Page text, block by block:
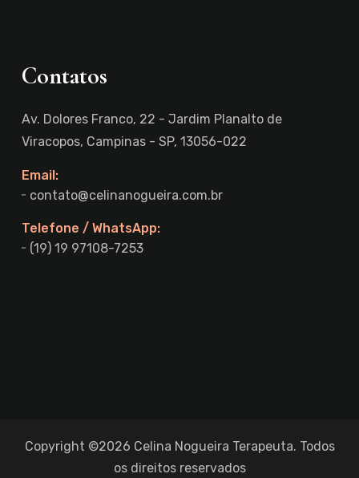
Contatos
Av. Dolores Franco, 22 - Jardim Planalto de
Viracopos, Campinas - SP, 13056-022
Email:
contato@celinanogueira.com.br
Telefone / WhatsApp:
(19) 19 97108-7253
Copyright ©2026 Celina Nogueira Terapeuta. Todos
os direitos reservados